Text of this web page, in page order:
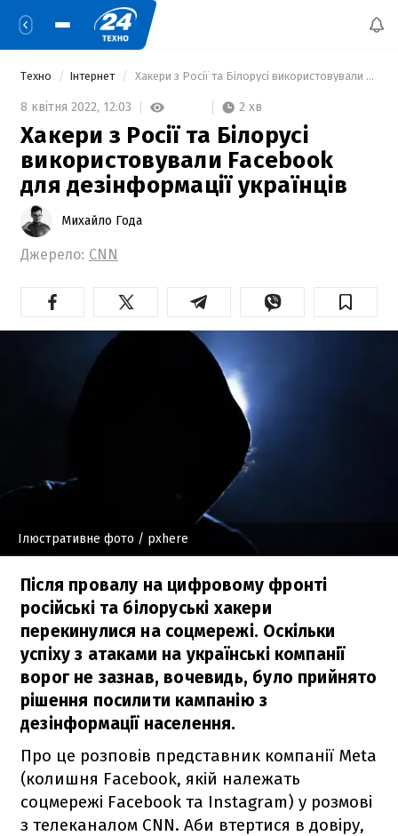
Техно Інтернет Хакери з Росії та Білорусі використовували Facebook для дезінформації українців
8 квітня 2022, 12:03 2 хв
Хакери з Росії та Білорусі
використовували Facebook
для дезінформації українців
Михайло Года
Джерело: CNN
Ілюстративне фото / pxhere
Після провалу на цифровому фронті
російські та білоруські хакери
перекинулися на соцмережі. Оскільки
успіху з атаками на українські компанії
ворог не зазнав, вочевидь, було прийнято
рішення посилити кампанію з
дезінформації населення.
Про це розповів представник компанії Meta
(колишня Facebook, якій належать
соцмережі Facebook та Instagram) у розмові
з телеканалом CNN. Аби втертися в довіру,